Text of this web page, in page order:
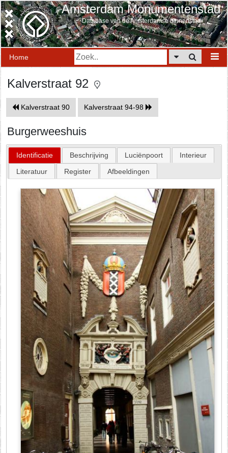
Amsterdam Monumentenstad
Database van de Amsterdamse binnenstad
Home
Kalverstraat 92
Kalverstraat 90 Kalverstraat 94-98
Burgerweeshuis
Identificatie Beschrijving Luciënpoort
Interieur
Literatuur
Register Afbeeldingen